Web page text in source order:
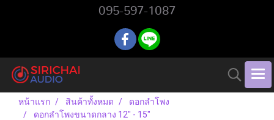
095-597-1087
หน้าแรก สินค้าทั้งหมด
ดอกลำโพง
ดอกลำโพงขนาดกลาง 12" - 15"